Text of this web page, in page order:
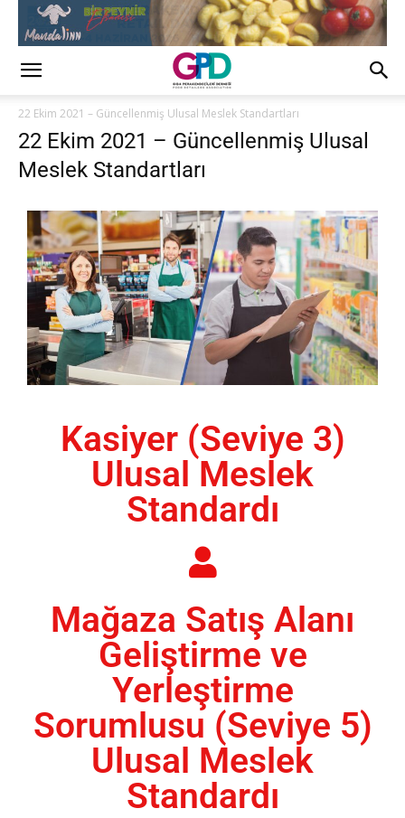
22 Ekim 2021 – Güncellenmiş Ulusal Meslek Standartları
22 Ekim 2021 – Güncellenmiş Ulusal
Meslek Standartları
Kasiyer (Seviye 3)
Ulusal Meslek
Standardı
Mağaza Satış Alanı
Geliştirme ve
Yerleştirme
Sorumlusu (Seviye 5)
Ulusal Meslek
Standardı